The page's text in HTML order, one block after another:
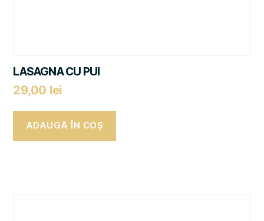
LASAGNA CU PUI
29,00 lei
ADAUGĂ ÎN COȘ